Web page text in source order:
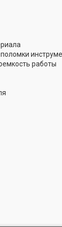
работы